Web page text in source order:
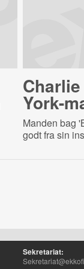
York-
Manden bag
godt fra sin
Sekretariat: